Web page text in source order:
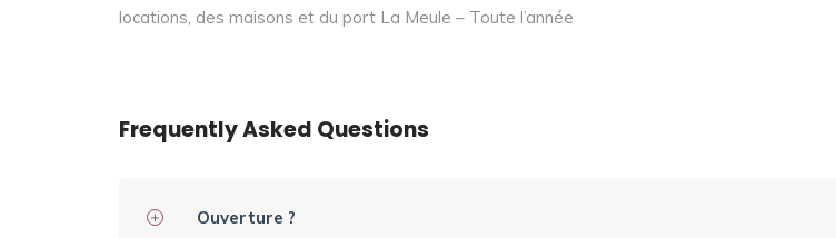
locations, des maisons et du port La Meule – Toute l’année
Frequently Asked Questions
Ouverture ?